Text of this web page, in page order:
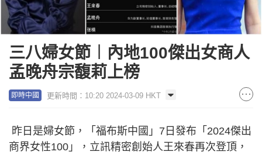
三八婦女節︱內地100傑出女商人
孟晚舟宗馥莉上榜
即時中國 更新時間：10:20 2024-03-09 HKT
昨日是婦女節，「福布斯中國」7日發布「2024傑出
商界女性100」，立訊精密創始人王來春再次登頂，